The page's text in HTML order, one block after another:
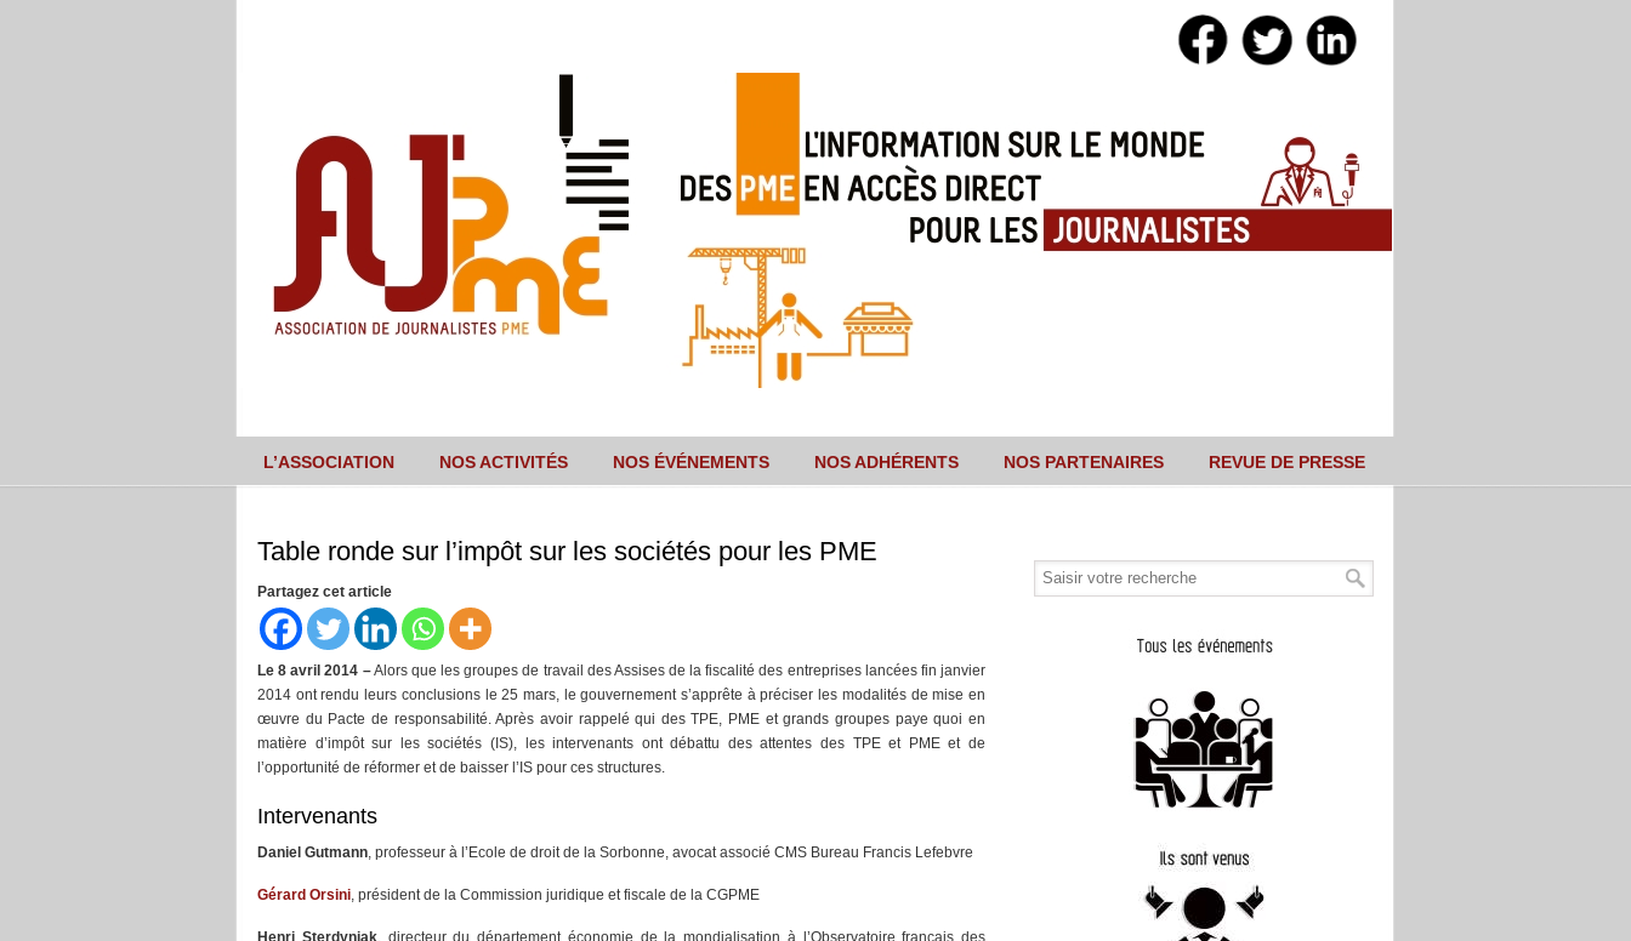
L’ASSOCIATION NOS ACTIVITÉS NOS ÉVÉNEMENTS NOS ADHÉRENTS NOS PARTENAIRES REVUE DE PRESSE
Table ronde sur l’impôt sur les sociétés pour les PME
Partagez cet article
Le 8 avril 2014 –Alors que les groupes de travail des Assises de la fiscalité des entreprises lancées fin janvier
2014 ont rendu leurs conclusions le 25 mars, le gouvernement s’apprête à préciser les modalités de mise en
œuvre du Pacte de responsabilité. Après avoir rappelé qui des TPE, PME et grands groupes paye quoi en
matière d’impôt sur les sociétés (IS), les intervenants ont débattu des attentes des TPE et PME et de
l’opportunité de réformer et de baisser l’IS pour ces structures.
Intervenants
Daniel Gutmann, professeur à l’Ecole de droit de la Sorbonne, avocat associé CMS Bureau Francis Lefebvre
Gérard Orsini, président de la Commission juridique et fiscale de la CGPME
Henri Sterdyniak, directeur du département économie de la mondialisation à l’Observatoire français des